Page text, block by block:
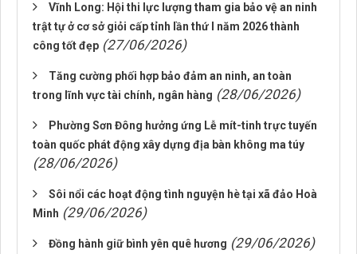
Vĩnh Long: Hội thi lực lượng tham gia bảo vệ an ninh
trật tự ở cơ sở giỏi cấp tỉnh lần thứ I năm 2026 thành
công tốt đẹp (27/06/2026)
Tăng cường phối hợp bảo đảm an ninh, an toàn
trong lĩnh vực tài chính, ngân hàng (28/06/2026)
Phường Sơn Đông hưởng ứng Lễ mít-tinh trực tuyến
toàn quốc phát động xây dựng địa bàn không ma túy
(28/06/2026)
Sôi nổi các hoạt động tình nguyện hè tại xã đảo Hoà
Minh (29/06/2026)
Đồng hành giữ bình yên quê hương (29/06/2026)